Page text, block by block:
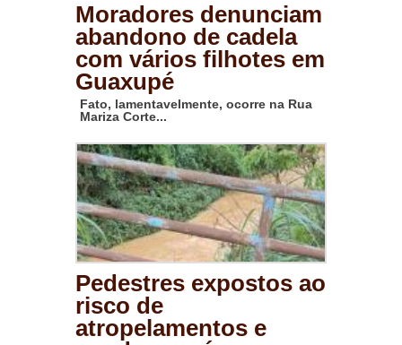
Moradores denunciam
abandono de cadela
com vários filhotes em
Guaxupé
Fato, lamentavelmente, ocorre na Rua
Mariza Corte...
Pedestres expostos ao
risco de
atropelamentos e